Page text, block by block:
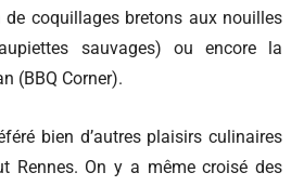
coquillages bretons aux nouilles
sauvages) ou encore la
(BBQ Corner).
bien d’autres plaisirs culinaires
Rennes. On y a même croisé des